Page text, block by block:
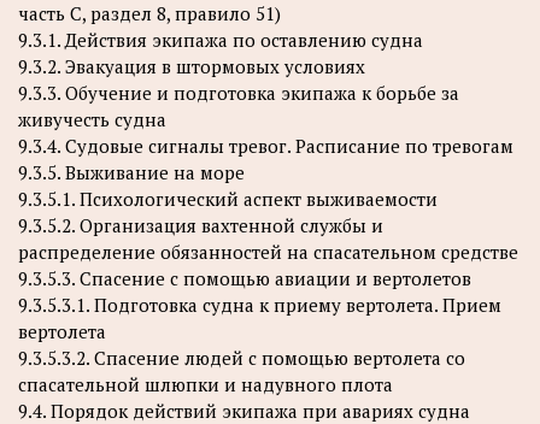
часть С, раздел 8, правило 51)
9.3.1. Действия экипажа по оставлению судна
9.3.2. Эвакуация в штормовых условиях
9.3.3. Обучение и подготовка экипажа к борьбе за
живучесть судна
9.3.4. Судовые сигналы тревог. Расписание по тревогам
9.3.5. Выживание на море
9.3.5.1. Психологический аспект выживаемости
9.3.5.2. Организация вахтенной службы и
распределение обязанностей на спасательном средстве
9.3.5.3. Спасение с помощью авиации и вертолетов
9.3.5.3.1. Подготовка судна к приему вертолета. Прием
вертолета
9.3.5.3.2. Спасение людей с помощью вертолета со
спасательной шлюпки и надувного плота
9.4. Порядок действий экипажа при авариях судна